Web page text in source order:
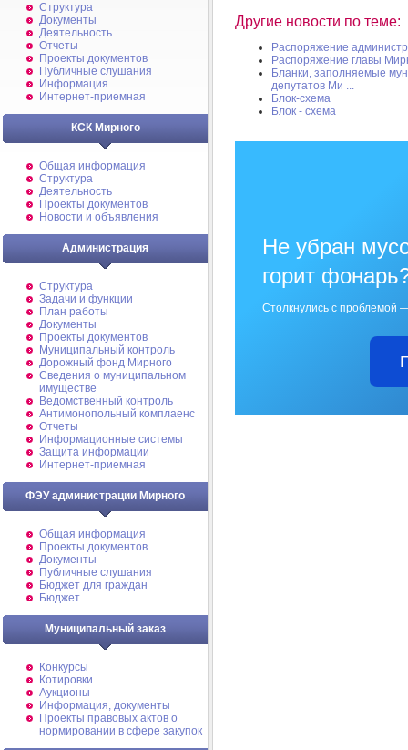
Структура
Документы
Деятельность
Отчеты
Проекты документов
Публичные слушания
Информация
Интернет-приемная
КСК Мирного
Общая информация
Структура
Деятельность
Проекты документов
Новости и объявления
Администрация
Структура
Задачи и функции
План работы
Документы
Проекты документов
Муниципальный контроль
Дорожный фонд Мирного
Cведения о муниципальном
имуществе
Ведомственный контроль
Антимонопольный комплаенс
Отчеты
Информационные системы
Защита информации
Интернет-приемная
ФЭУ администрации Мирного
Общая информация
Проекты документов
Документы
Публичные слушания
Бюджет для граждан
Бюджет
Муниципальный заказ
Конкурсы
Котировки
Аукционы
Информация, документы
Проекты правовых актов о
нормировании в сфере закупок
Другие новости по теме:
Распоряжение
Распоряжение главы
Бланки, заполняемые
депутатов Ми ...
Блок-схема
Блок - схема
Не убран
горит
Столкнулись с проблемой